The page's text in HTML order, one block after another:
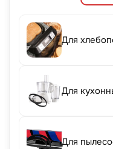
Для
Для
Для